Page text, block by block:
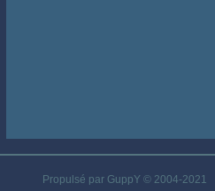
Propulsé par GuppY© 2004-2021